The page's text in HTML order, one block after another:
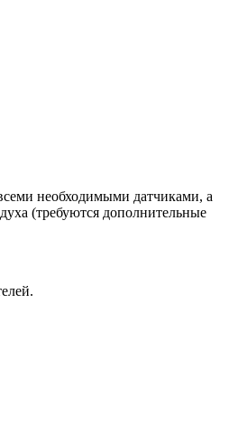
необходимыми датчиками, а
(требуются дополнительные